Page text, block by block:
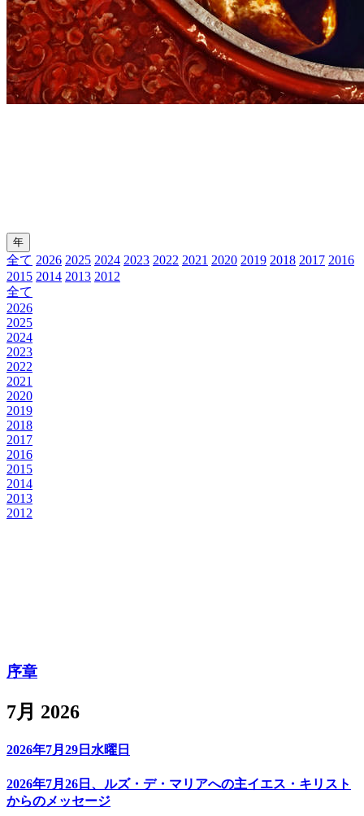
年
全て 2026 2025 2024 2023 2022 2021 2020 2019 2018 2017 2016
2015 2014 2013 2012
全て
2026
2025
2024
2023
2022
2021
2020
2019
2018
2017
2016
2015
2014
2013
2012
序章
7月 2026
2026年7月29日水曜日
2026年7月26日、ルズ・デ・マリアへの主イエス・キリスト
からのメッセージ